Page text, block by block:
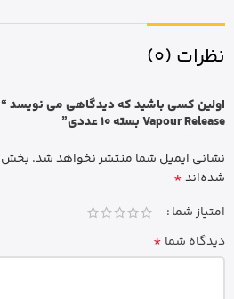
نظرات (0)
Vapour Release بسته 10 عددی”
نشانی ایمیل شما منتشر نخواهد شد.
شده‌اند*
امتیاز شما
دیدگاه شما *